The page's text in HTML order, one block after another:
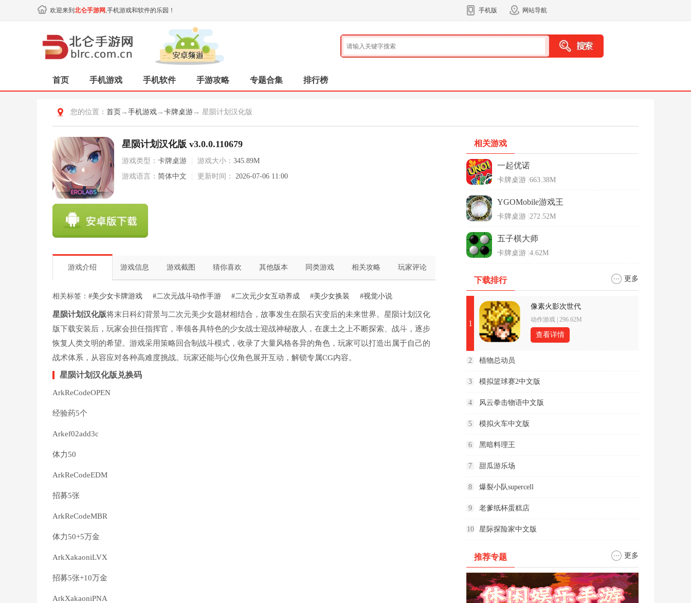
欢迎来到 北仑手游网,手机游戏和软件的乐园！ 手机版 网站导航
首页 手机游戏 手机软件 手游攻略 专题合集 排行榜
您的位置： 首页 → 手机游戏 → 卡牌桌游 → 星陨计划汉化版
星陨计划汉化版 v3.0.0.110679
游戏类型： 卡牌桌游 游戏大小： 345.89M
游戏语言： 简体中文 更新时间： 2026-07-06 11:00
游戏介绍 游戏信息 游戏截图 猜你喜欢 其他版本 同类游戏 相关攻略 玩家评论
相关标签： #美少女卡牌游戏 #二次元战斗动作手游 #二次元少女互动养成 #美少女换装 #视觉小说
星陨计划汉化版将末日科幻背景与二次元美少女题材相结合，故事发生在陨石灾变后的未来世界。星陨计划汉化
版下载安装后，玩家会担任指挥官，率领各具特色的少女战士迎战神秘敌人，在废土之上不断探索、战斗，逐步
恢复人类文明的希望。游戏采用策略回合制战斗模式，收录了大量风格各异的角色，玩家可以打造出属于自己的
战术体系，从容应对各种高难度挑战。玩家还能与心仪角色展开互动，解锁专属CG内容。
星陨计划汉化版兑换码
ArkReCodeOPEN
经验药5个
Arkef02add3c
体力50
ArkReCodeEDM
招募5张
ArkReCodeMBR
体力50+5万金
ArkXakaoniLVX
招募5张+10万金
ArkXakaoniPNA
相关游戏
一起优诺
卡牌桌游 663.38M
YGOMobile游戏王
卡牌桌游 272.52M
五子棋大师
卡牌桌游 4.62M
下载排行 更多
1
像素火影次世代
动作游戏 296.62M
查看详情
2 植物总动员
3 模拟篮球赛2中文版
4 风云拳击物语中文版
5 模拟火车中文版
6 黑暗料理王
7 甜瓜游乐场
8 爆裂小队supercell
9 老爹纸杯蛋糕店
10 星际探险家中文版
推荐专题 更多